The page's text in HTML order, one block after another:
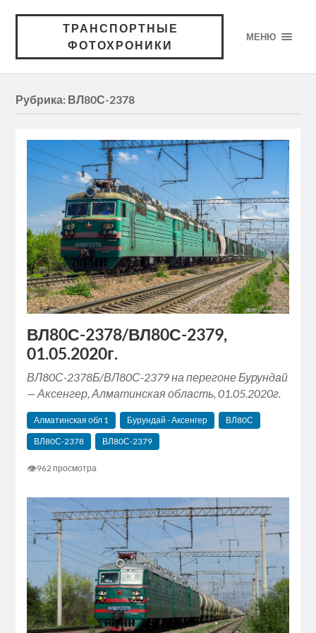
ТРАНСПОРТНЫЕ
ФОТОХРОНИКИ
МЕНЮ
Рубрика: ВЛ80С-2378
ВЛ80С-2378/ВЛ80С-2379,
01.05.2020г.
ВЛ80С-2378Б/ВЛ80С-2379 на перегоне Бурундай
— Аксенгер, Алматинская область, 01.05.2020г.
Алматинская‬ обл 1 Бурундай - Аксенгер
ВЛ80С
ВЛ80С-2378
ВЛ80С-2379
👁962 просмотра